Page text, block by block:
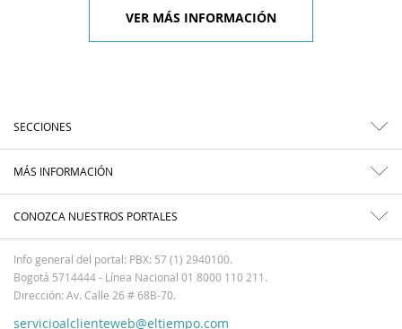
VER MÁS INFORMACIÓN
SECCIONES
MÁS INFORMACIÓN
CONOZCA NUESTROS PORTALES
Info general del portal: PBX: 57 (1) 2940100.
Bogotá 5714444 - Línea Nacional 01 8000 110 211.
Dirección: Av. Calle 26 # 68B-70.
servicioalclienteweb@eltiempo.com